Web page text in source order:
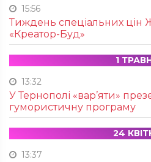
15:56
Тиждень спеціальних цін
«Креатор-Буд»
1
13:32
У Тернополі «вар’яти»
гумористичну програму
24
13:37